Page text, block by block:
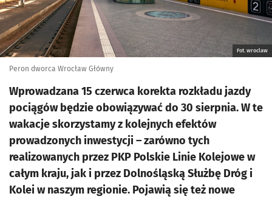
Fot. wroclaw
Peron dworca Wrocław Główny
Wprowadzana 15 czerwca korekta rozkładu jazdy
pociągów będzie obowiązywać do 30 sierpnia. W te
wakacje skorzystamy z kolejnych efektów
prowadzonych inwestycji – zarówno tych
realizowanych przez PKP Polskie Linie Kolejowe w
całym kraju, jak i przez Dolnośląską Służbę Dróg i
Kolei w naszym regionie. Pojawią się też nowe